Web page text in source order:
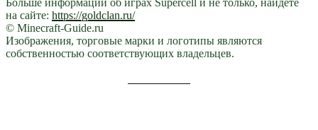
Больше информации об играх Supercell и не только, найдете
на сайте: https://goldclan.ru/
© Minecraft-Guide.ru
Изображения, торговые марки и логотипы являются
собственностью соответствующих владельцев.